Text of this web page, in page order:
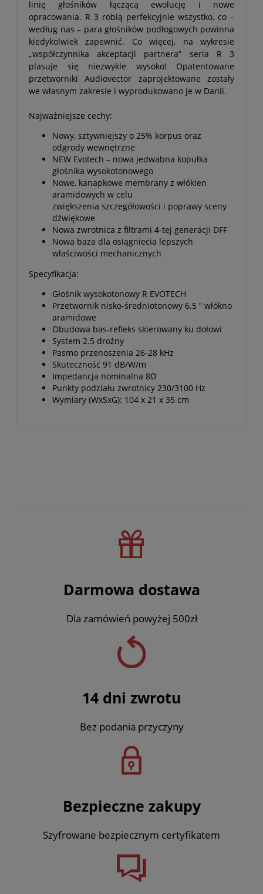
linię głośników łączącą ewolucję i nowe
opracowania. R 3 robią perfekcyjnie wszystko, co –
według nas – para głośników podłogowych powinna
kiedykolwiek zapewnić. Co więcej, na wykresie
„współczynnika akceptacji partnera” seria R 3
plasuje się niezwykle wysoko! Opatentowane
przetworniki Audiovector zaprojektowane zostały
we własnym zakresie i wyprodukowano je w Danii.
Najważniejsze cechy:
Nowy, sztywniejszy o 25% korpus oraz
odgrody wewnętrzne
NEW Evotech – nowa jedwabna kopułka
głośnika wysokotonowego
Nowe, kanapkowe membrany z włókien
aramidowych w celu
zwiększenia szczegółowości i poprawy sceny
dźwiękowe
Nowa zwrotnica z filtrami 4-tej generacji DFF
Nowa baza dla osiągniecia lepszych
właściwości mechanicznych
Specyfikacja:
Głośnik wysokotonowy R EVOTECH
Przetwornik nisko-średniotonowy 6.5 ” włókno
aramidowe
Obudowa bas-refleks skierowany ku dołowi
System 2.5 drożny
Pasmo przenoszenia 26-28 kHz
Skuteczność 91 dB/W/m
Impedancja nominalna 8Ω
Punkty podziału zwrotnicy 230/3100 Hz
Wymiary (WxSxG): 104 x 21 x 35 cm
Darmowa dostawa
Dla zamówień powyżej 500zł
14 dni zwrotu
Bez podania przyczyny
Bezpieczne zakupy
Szyfrowane bezpiecznym certyfikatem